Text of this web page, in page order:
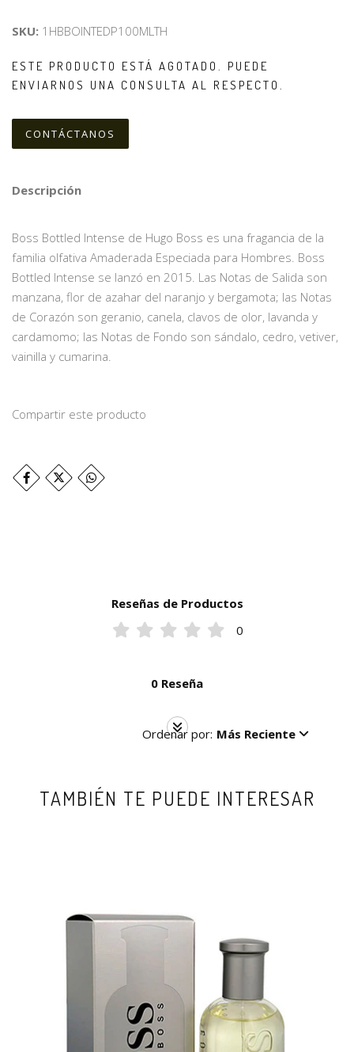
SKU: 1HBBOINTEDP100MLTH
ESTE PRODUCTO ESTÁ AGOTADO. PUEDE
ENVIARNOS UNA CONSULTA AL RESPECTO.
CONTÁCTANOS
Descripción
Boss Bottled Intense de Hugo Boss es una fragancia de la
familia olfativa Amaderada Especiada para Hombres. Boss
Bottled Intense se lanzó en 2015. Las Notas de Salida son
manzana, flor de azahar del naranjo y bergamota; las Notas
de Corazón son geranio, canela, clavos de olor, lavanda y
cardamomo; las Notas de Fondo son sándalo, cedro, vetiver,
vainilla y cumarina.
Compartir este producto
Reseñas de Productos
0
0 Reseña
Ordenar por: Más Reciente
TAMBIÉN TE PUEDE INTERESAR